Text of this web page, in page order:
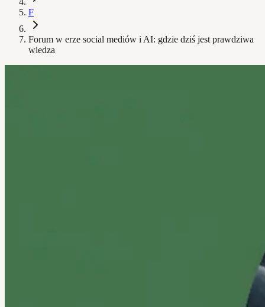
F
Forum w erze social mediów i AI: gdzie dziś jest prawdziwa
wiedza